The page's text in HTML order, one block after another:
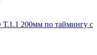
200мм по таймингу с